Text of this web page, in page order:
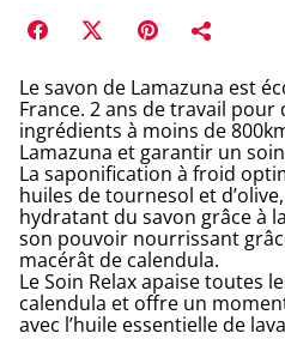
Le savon de Lamazuna est
France. 2 ans de travail pour
ingrédients à moins de
Lamazuna et garantir un
La saponification à froid
huiles de tournesol et
hydratant du savon grâce à
son pouvoir nourrissant
macérât de calendula.
Le Soin Relax apaise toutes
calendula et offre un
avec l’huile essentielle de